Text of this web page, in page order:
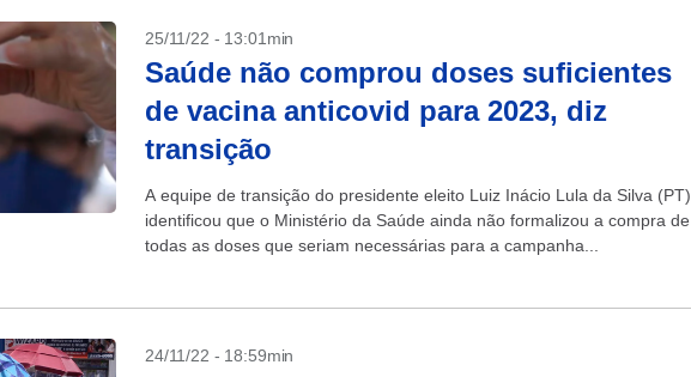
25/11/22 - 13:01min
Saúde não comprou doses suficientes
de vacina anticovid para 2023, diz
transição
A equipe de transição do presidente eleito Luiz Inácio Lula da Silva (PT)
identificou que o Ministério da Saúde ainda não formalizou a compra de
todas as doses que seriam necessárias para a campanha...
24/11/22 - 18:59min